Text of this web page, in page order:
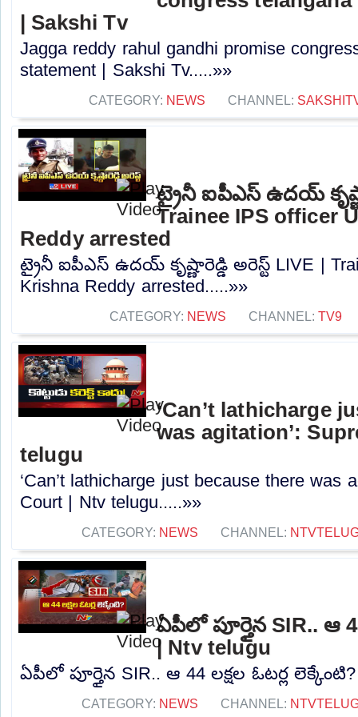
| Sakshi Tv
Jagga reddy rahul gandhi promise
statement | Sakshi Tv.....»»
CATEGORY: NEWS CHANNEL:
ట్రైనీ ఐపీఎస్‌ ఉదయ్‌
Trainee IPS officer
Reddy arrested
ట్రైనీ ఐపీఎస్‌ ఉదయ్‌ కృష్ణారెడ్డి అరెస్ట్ LIVE |
Krishna Reddy arrested.....»»
CATEGORY: NEWS CHANNEL: TV9
‘Can’t lathicharge
was agitation’:
telugu
‘Can’t lathicharge just because there was
Court | Ntv telugu.....»»
CATEGORY: NEWS CHANNEL:
ఏపీలో పూర్తైన SIR.. ఆ
| Ntv telugu
ఏపీలో పూర్తైన SIR.. ఆ 44 లక్షల ఓటర్ల
CATEGORY: NEWS CHANNEL: